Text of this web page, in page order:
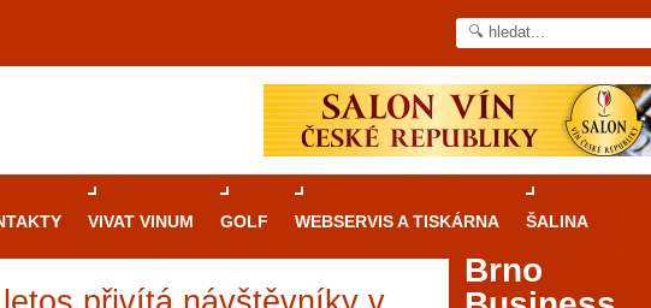
VIVAT VINUM GOLF WEBSERVIS A TISKÁRNA ŠALINA
Brno